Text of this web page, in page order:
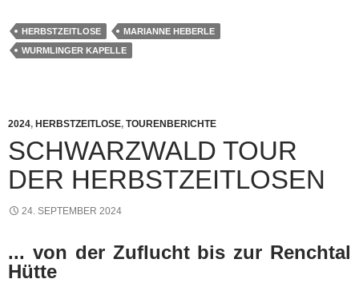
HERBSTZEITLOSE
MARIANNE HEBERLE
WURMLINGER KAPELLE
2024, HERBSTZEITLOSE, TOURENBERICHTE
SCHWARZWALD TOUR
DER HERBSTZEITLOSEN
24. SEPTEMBER 2024
... von der Zuflucht bis zur Renchtal
Hütte